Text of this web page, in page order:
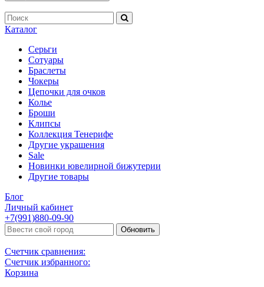
Каталог
Серьги
Сотуары
Браслеты
Чокеры
Цепочки для очков
Колье
Броши
Клипсы
Коллекция Тенерифе
Другие украшения
Sale
Новинки ювелирной бижутерии
Другие товары
Блог
Личный кабинет
+7(991)880-09-90
Обновить
Счетчик сравнения:
Счетчик избранного:
Корзина